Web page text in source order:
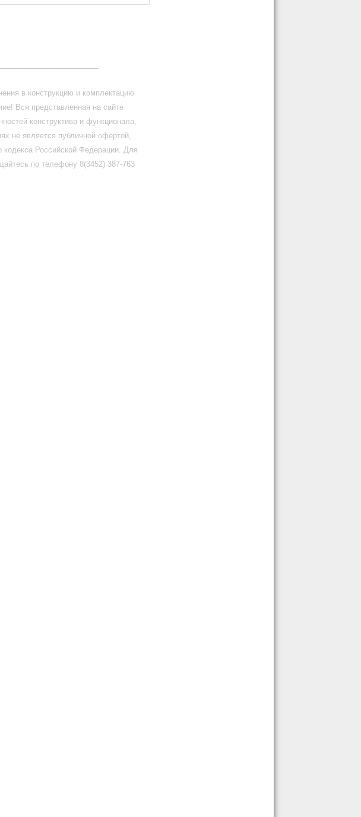
в конструкцию и комплектацию
Вся представленная на сайте
конструктива и функционала,
не является публичной офертой,
Российской Федерации. Для
по телефону 8(3452) 387-763